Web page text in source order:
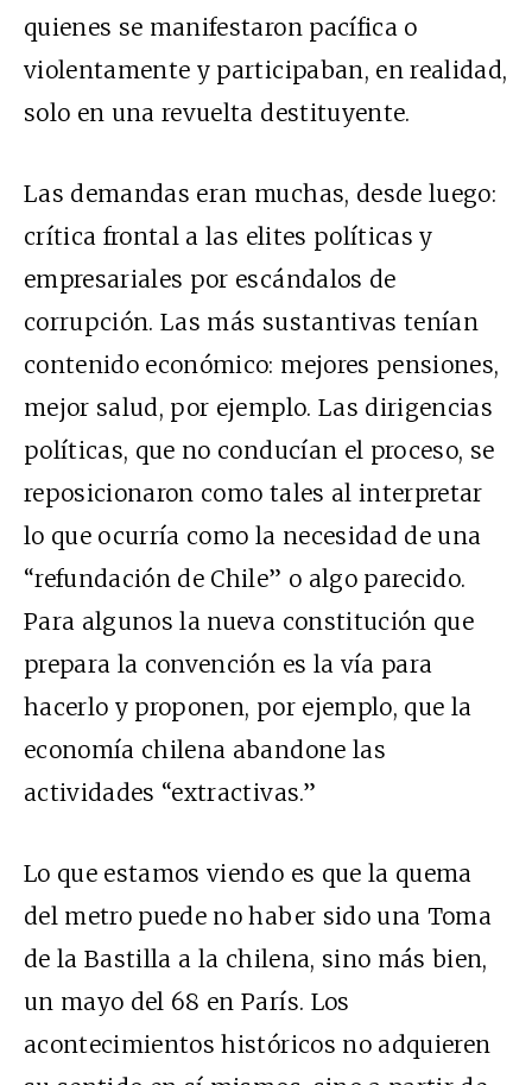
quienes se manifestaron pacífica o
violentamente y participaban, en realidad,
solo en una revuelta destituyente.
Las demandas eran muchas, desde luego:
crítica frontal a las elites políticas y
empresariales por escándalos de
corrupción. Las más sustantivas tenían
contenido económico: mejores pensiones,
mejor salud, por ejemplo. Las dirigencias
políticas, que no conducían el proceso, se
reposicionaron como tales al interpretar
lo que ocurría como la necesidad de una
“refundación de Chile” o algo parecido.
Para algunos la nueva constitución que
prepara la convención es la vía para
hacerlo y proponen, por ejemplo, que la
economía chilena abandone las
actividades “extractivas.”
Lo que estamos viendo es que la quema
del metro puede no haber sido una Toma
de la Bastilla a la chilena, sino más bien,
un mayo del 68 en París. Los
acontecimientos históricos no adquieren